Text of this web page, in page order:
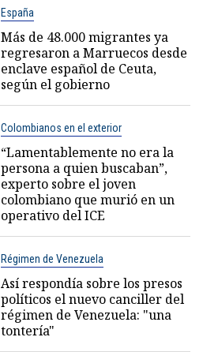
España
Más de 48.000 migrantes ya
regresaron a Marruecos desde
enclave español de Ceuta,
según el gobierno
Colombianos en el exterior
“Lamentablemente no era la
persona a quien buscaban”,
experto sobre el joven
colombiano que murió en un
operativo del ICE
Régimen de Venezuela
Así respondía sobre los presos
políticos el nuevo canciller del
régimen de Venezuela: "una
tontería"